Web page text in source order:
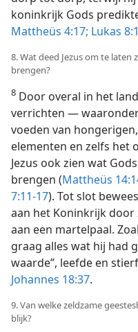
koninkrijk Gods
Mattheüs 4:17; Lukas 8:1
8. Wat deed Jezus om te
brengen?
8 Door overal in het
verrichten —
voeden van
elementen en zelfs het
Jezus ook zien wat
brengen (Mattheüs
7:11-17). Tot slot
aan het Koninkrijk door
aan een martelpaal.
graag alles wat hij had
waarde”, leefde en
Johannes 18:37.
9. Van welke zeldzame
blijk?